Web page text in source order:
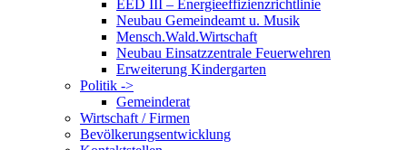
EED III – Energieeffizienzrichtlinie
Neubau Gemeindeamt u. Musik
Mensch.Wald.Wirtschaft
Neubau Einsatzzentrale Feuerwehren
Erweiterung Kindergarten
Politik ->
Gemeinderat
Wirtschaft / Firmen
Bevölkerungsentwicklung